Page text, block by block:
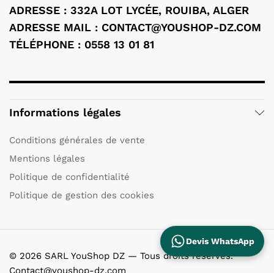
ADRESSE : 332A LOT LYCÉE, ROUIBA, ALGER
ADRESSE MAIL : CONTACT@YOUSHOP-DZ.COM
TÉLÉPHONE : 0558 13 01 81
Informations légales
Conditions générales de vente
Mentions légales
Politique de confidentialité
Politique de gestion des cookies
© 2026 SARL YouShop DZ — Tous droits réservés.
Contact@youshop-dz.com
Devis WhatsApp